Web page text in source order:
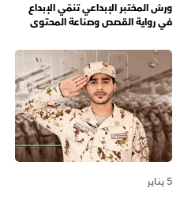
ورش المختبر الإبداعي تنمّي الإبداع
في رواية القصص وصناعة المحتوى
الصغار
5 يناير